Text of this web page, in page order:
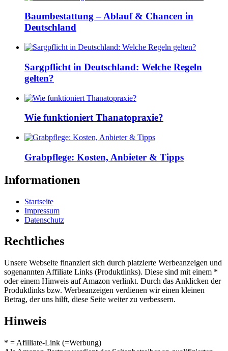
Baumbestattung – Ablauf & Chancen in
Deutschland
Sargpflicht in Deutschland: Welche Regeln
gelten?
Wie funktioniert Thanatopraxie?
Grabpflege: Kosten, Anbieter & Tipps
Informationen
Startseite
Impressum
Datenschutz
Rechtliches
Unsere Webseite finanziert sich durch platzierte Werbeanzeigen und
sogenannten Affiliate Links (Produktlinks). Diese sind mit einem *
oder einem Hinweis auf Amazon verlinkt. Durch das Anklicken der
Produktlinks bzw. Werbeanzeigen verdienen wir einen kleinen
Betrag, der uns hilft, diese Seite weiter zu verbessern.
Hinweis
* = Afilliate-Link (=Werbung)